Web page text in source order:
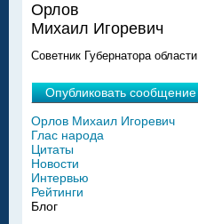
Орлов
Михаил Игоревич
Советник Губернатора области
Опубликовать сообщение
Орлов Михаил Игоревич
Глас народа
Цитаты
Новости
Интервью
Рейтинги
Блог